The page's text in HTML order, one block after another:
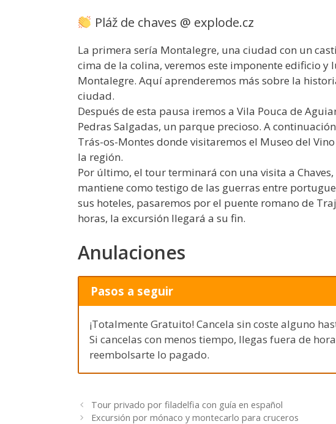
Pláž de chaves @ explode.cz
La primera sería Montalegre, una ciudad con un
cima de la colina, veremos este imponente edificio y
Montalegre. Aquí aprenderemos más sobre la
ciudad.
Después de esta pausa iremos a Vila Pouca de
Pedras Salgadas, un parque precioso. A
Trás-os-Montes donde visitaremos el Museo del
la región.
Por último, el tour terminará con una visita a
mantiene como testigo de las guerras entre
sus hoteles, pasaremos por el puente romano de
horas, la excursión llegará a su fin.
Anulaciones
Pasos a seguir
¡Totalmente Gratuito! Cancela sin coste alguno
Si cancelas con menos tiempo, llegas fuera de
reembolsarte lo pagado.
Tour privado por filadelfia con guía en español
Excursión por mónaco y montecarlo para cruceros